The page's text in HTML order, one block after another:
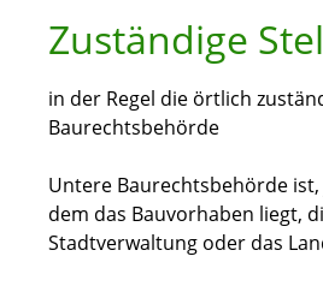
Zuständige
in der Regel die örtlich
Baurechtsbehörde
Untere Baurechtsbehörde
dem das Bauvorhaben liegt,
Stadtverwaltung oder das